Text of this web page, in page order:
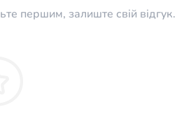
першим, залиште свій відгук.